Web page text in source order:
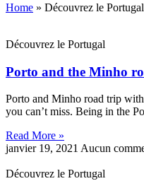
Home » Découvrez le Portugal
Découvrez le Portugal
Porto and the Minho
Porto and Minho road trip
you can’t miss. Being in the
Read More »
janvier 19, 2021 Aucun
Découvrez le Portugal